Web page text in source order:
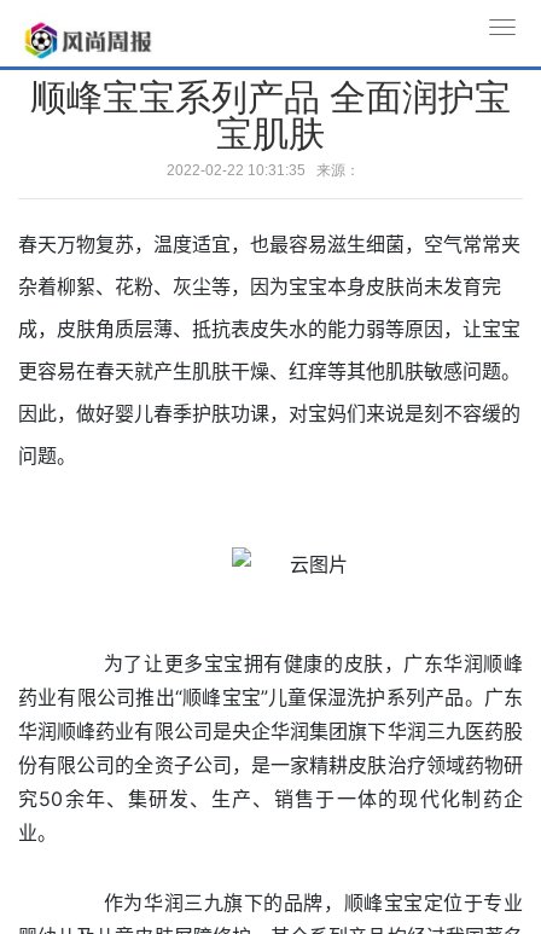
o
a
g
i
顺峰宝宝系列产品 全面润护宝
宝肌肤
2022-02-22 10:31:35 来源：
春天万物复苏，温度适宜，也最容易滋生细菌，空气常常夹
杂着柳絮、花粉、灰尘等，因为宝宝本身皮肤尚未发育完
成，皮肤角质层薄、抵抗表皮失水的能力弱等原因，让宝宝
更容易在春天就产生肌肤干燥、红痒等其他肌肤敏感问题。
因此，做好婴儿春季护肤功课，对宝妈们来说是刻不容缓的
问题。
为了让更多宝宝拥有健康的皮肤，广东华润顺峰
药业有限公司推出“顺峰宝宝”儿童保湿洗护系列产品。广东
华润顺峰药业有限公司是央企华润集团旗下华润三九医药股
份有限公司的全资子公司，是一家精耕皮肤治疗领域药物研
究50余年、集研发、生产、销售于一体的现代化制药企
业。
作为华润三九旗下的品牌，顺峰宝宝定位于专业